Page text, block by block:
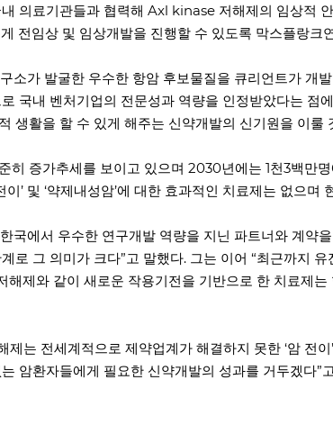
의료기관들과 협력해 Axl kinase 저해제의 임상적
전임상 및 임상개발을 진행할 수 있도록 막스플랑
소가 발굴한 우수한 항암 후보물질을 큐리언트가 개
국내 벤처기업의 전문성과 역량을 인정받았다는 점
생활을 할 수 있게 해주는 신약개발의 신기원을 이룰
히 증가추세를 보이고 있으며 2030년에는 1천3백만
’ 및 ‘약제내성암’에 대한 효과적인 치료제는 없으
국에서 우수한 연구개발 역량을 지닌 파트너와 계약
로 그 의미가 크다”고 말했다. 그는 이어 “최근까지
제와 같이 새로운 작용기전을 기반으로 한 치료제
전세계적으로 제약업계가 해결하지 못한 ‘암 전이
암환자들에게 필요한 신약개발의 성과를 거두겠다”